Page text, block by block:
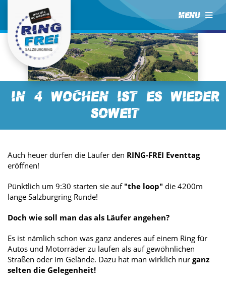
MENU
in 4 Wochen ist es wieder
soweit
Auch heuer dürfen die Läufer den RING-FREI Eventtag
eröffnen!
Pünktlich um 9:30 starten sie auf "the loop" die 4200m
lange Salzburgring Runde!
Doch wie soll man das als Läufer angehen?
Es ist nämlich schon was ganz anderes auf einem Ring für
Autos und Motorräder zu laufen als auf gewöhnlichen
Straßen oder im Gelände. Dazu hat man wirklich nur ganz
selten die Gelegenheit!